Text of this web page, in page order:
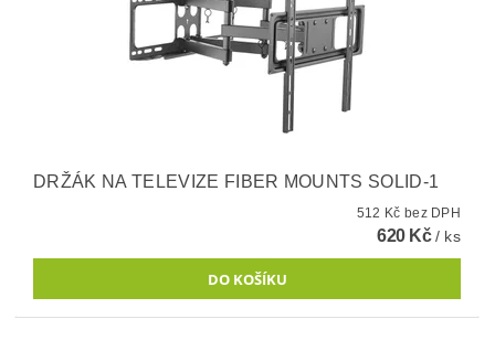
DRŽÁK NA TELEVIZE FIBER MOUNTS SOLID-1
512 Kč bez DPH
620 Kč/ ks